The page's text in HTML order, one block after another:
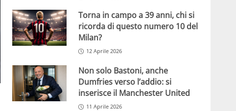
Torna in campo a 39 anni, chi si
ricorda di questo numero 10 del
Milan?
12 Aprile 2026
Non solo Bastoni, anche
Dumfries verso l’addio: si
inserisce il Manchester United
11 Aprile 2026